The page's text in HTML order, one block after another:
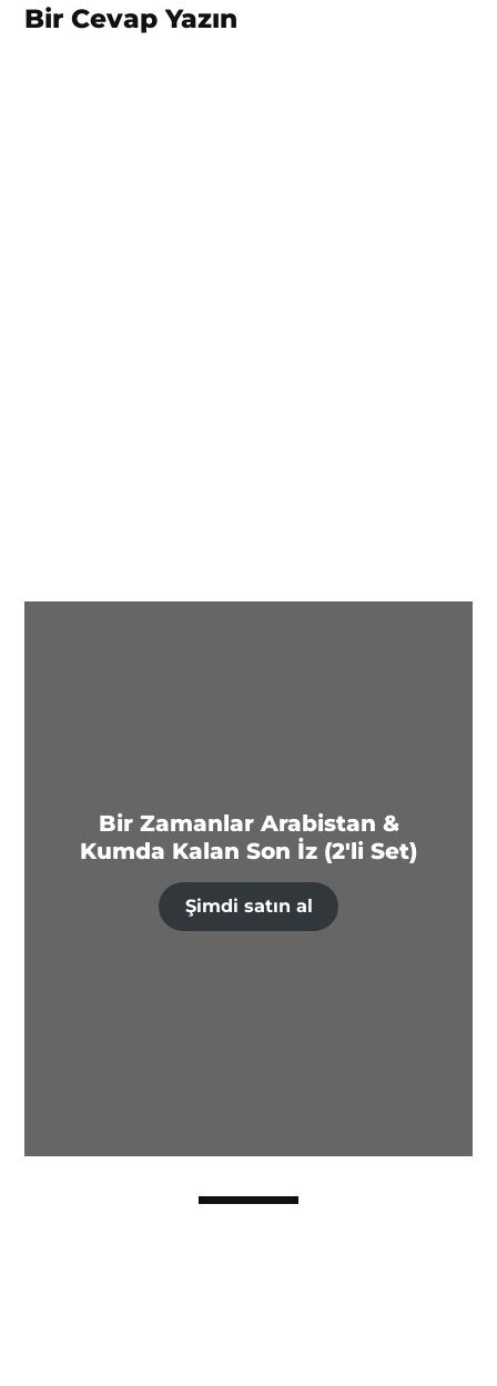
Bir Cevap Yazın
Bir Zamanlar Arabistan &
Kumda Kalan Son İz (2'li Set)
Şimdi satın al